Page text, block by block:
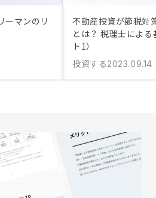
ーマンのリ
不動産投資が節税対
とは？ 税理士によ
ト1）
投資する2023.09.14